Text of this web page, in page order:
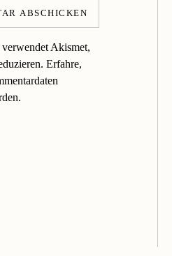
Akismet,
Erfahre,